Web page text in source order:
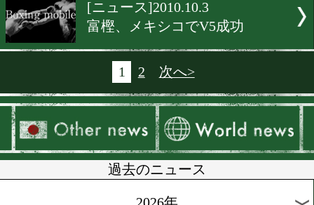
[ニュース]2010.10.9
海外の試合結果
[ニュース]2010.10.8
井岡の標的ニーニョのV2戦
[ニュース]2010.10.7
ゴンサレス、暫定王座戦へ